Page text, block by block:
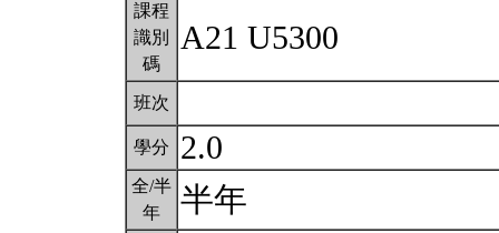
課程
識別
碼
A21 U5300
班次
學分 2.0
全/半
年
半年